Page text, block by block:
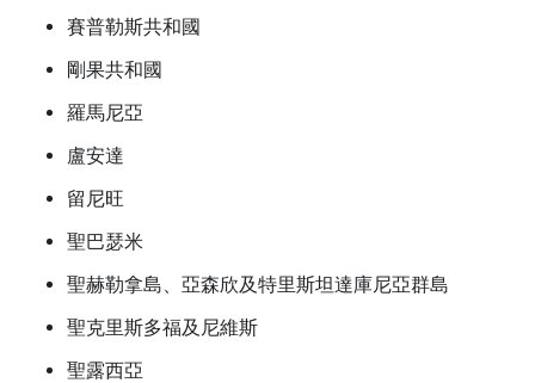
賽普勒斯共和國
剛果共和國
羅馬尼亞
盧安達
留尼旺
聖巴瑟米
聖赫勒拿島、亞森欣及特里斯坦達庫尼亞群島
聖克里斯多福及尼維斯
聖露西亞